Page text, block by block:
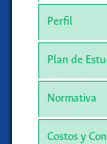
Perfil
Plan de
Normativa
Costos y